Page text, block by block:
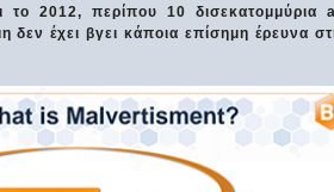
το 2012, περίπου 10
έχει βγει κάποια επίσημη έρευνα